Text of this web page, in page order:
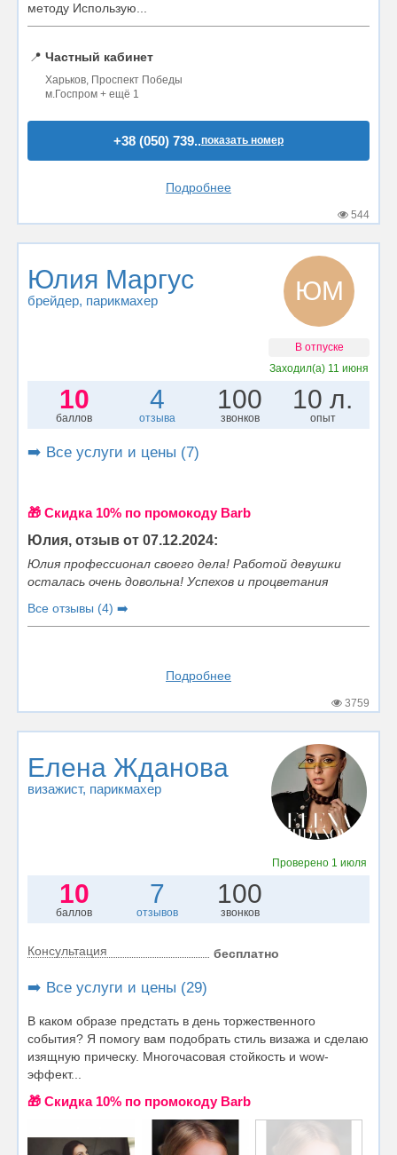
методу Использую...
📍 Частный кабинет
Харьков, Проспект Победы
м.Госпром + ещё 1
+38 (050) 739..показать номер
Подробнее
544
Юлия Маргус
брейдер, парикмахер ЮМ
В отпуске
Заходил(а) 11 июня
10
баллов
4
отзыва
100
звонков
10 л.
опыт
➡️ Все услуги и цены (7)
🎁 Cкидка 10% по промокоду Barb
Юлия, отзыв от 07.12.2024:
Юлия профессионал своего дела! Работой девушки
осталась очень довольна! Успехов и процветания
Все отзывы (4) ➡️
Подробнее
3759
Елена Жданова
визажист, парикмахер
Проверено 1 июля
10
баллов
7
отзывов
100
звонков
Консультация бесплатно
➡️ Все услуги и цены (29)
В каком образе предстать в день торжественного
события? Я помогу вам подобрать стиль визажа и сделаю
изящную прическу. Многочасовая стойкость и wow-
эффект...
🎁 Cкидка 10% по промокоду Barb